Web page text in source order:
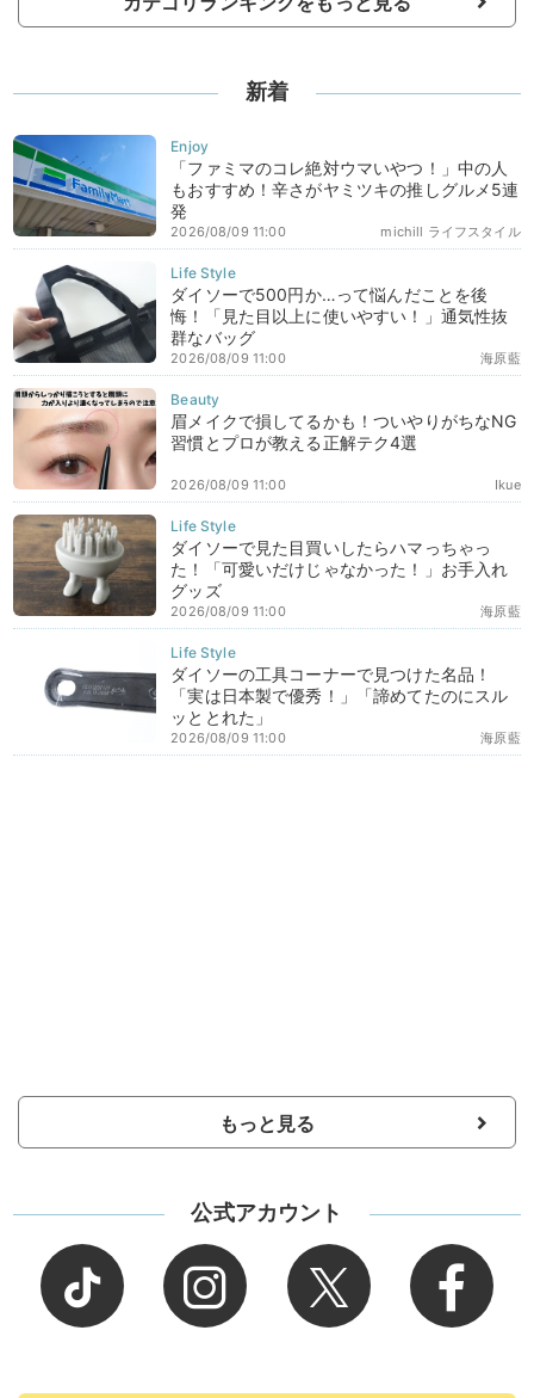
新着
「ファミマのコレ絶対ウマいやつ！」中の人
もおすすめ！辛さがヤミツキの推しグルメ5連
発
michill ライフスタイル
2026/08/09 11:00
ダイソーで500円か…って悩んだことを後
悔！「見た目以上に使いやすい！」通気性抜
群なバッグ
海原藍
2026/08/09 11:00
眉メイクで損してるかも！ついやりがちなNG
習慣とプロが教える正解テク4選
Ikue
2026/08/09 11:00
ダイソーで見た目買いしたらハマっちゃっ
た！「可愛いだけじゃなかった！」お手入れ
グッズ
海原藍
2026/08/09 11:00
ダイソーの工具コーナーで見つけた名品！
「実は日本製で優秀！」「諦めてたのにスル
ッととれた」
海原藍
2026/08/09 11:00
もっと見る
公式アカウント